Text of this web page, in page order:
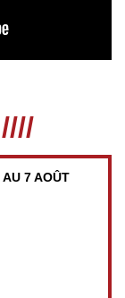
AU 7 AOÛT